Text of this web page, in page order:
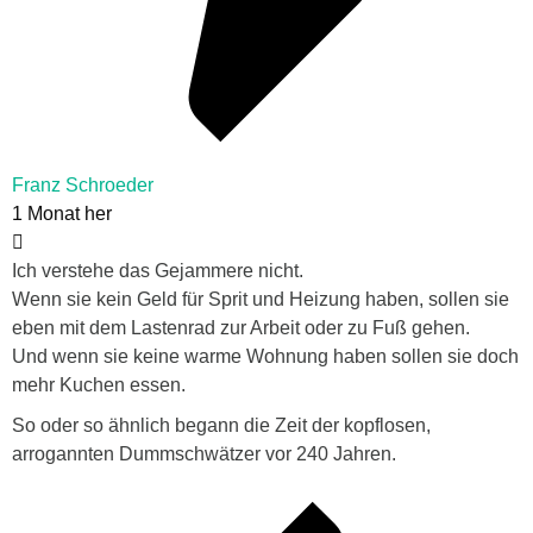
Franz Schroeder
1 Monat her
Ich verstehe das Gejammere nicht.
Wenn sie kein Geld für Sprit und Heizung haben, sollen sie
eben mit dem Lastenrad zur Arbeit oder zu Fuß gehen.
Und wenn sie keine warme Wohnung haben sollen sie doch
mehr Kuchen essen.
So oder so ähnlich begann die Zeit der kopflosen,
arrogannten Dummschwätzer vor 240 Jahren.